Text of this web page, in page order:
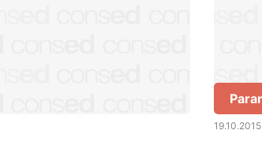
19.10.2015